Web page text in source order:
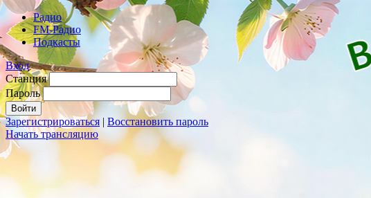
Радио
FM-Радио
Подкасты
Вход
Станция
Пароль
Зарегистрироваться | Восстановить пароль
Начать трансляцию